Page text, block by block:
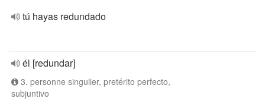
tú hayas redundado
él [redundar]
3. personne singulier, pretérito perfecto,
subjuntivo